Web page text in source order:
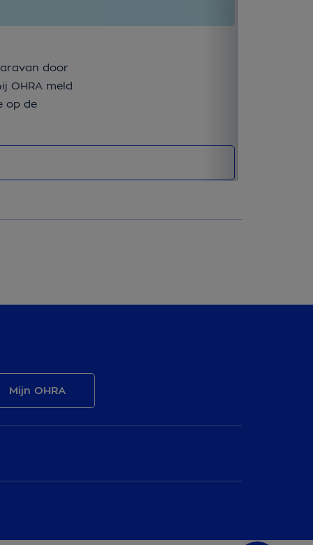
door
OHRA meld
op de
Mijn OHRA